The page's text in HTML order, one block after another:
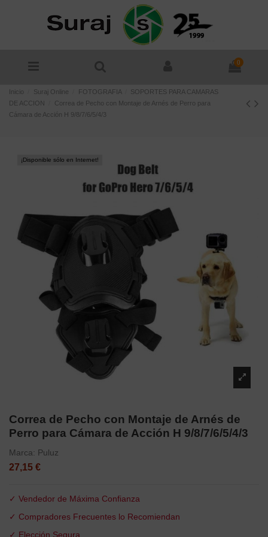
0
Inicio Suraj Online FOTOGRAFIA
SOPORTES PARA CAMARAS
DE ACCION
Correa de Pecho con Montaje de Arnés de Perro para
Cámara de Acción H 9/8/7/6/5/4/3
¡Disponible sólo en Internet!
Correa de Pecho con Montaje de Arnés de
Perro para Cámara de Acción H 9/8/7/6/5/4/3
Marca: Puluz
27,15 €
✓ Vendedor de Máxima Confianza
✓ Compradores Frecuentes lo Recomiendan
✓ Elección Segura